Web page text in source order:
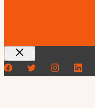
Fermer